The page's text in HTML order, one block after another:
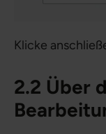
Klicke
2.2 Über